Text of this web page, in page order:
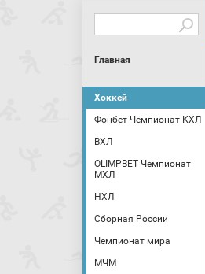
Главная
Хоккей
Фонбет Чемпионат КХЛ
ВХЛ
OLIMPBET Чемпионат
МХЛ
НХЛ
Сборная России
Чемпионат мира
МЧМ